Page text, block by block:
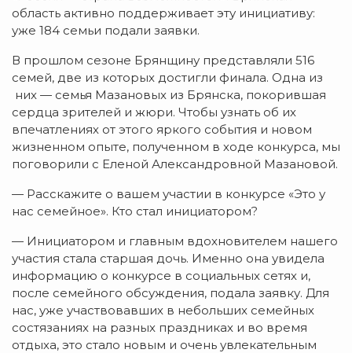
область активно поддерживает эту инициативу:
уже 184 семьи подали заявки.
В прошлом сезоне Брянщину представляли 516
семей, две из которых достигли финала. Одна из
них — семья Мазановых из Брянска, покорившая
сердца зрителей и жюри. Чтобы узнать об их
впечатлениях от этого яркого события и новом
жизненном опыте, полученном в ходе конкурса, мы
поговорили с Еленой Александровной Мазановой.
— Расскажите о вашем участии в конкурсе «Это у
нас семейное». Кто стал инициатором?
— Инициатором и главным вдохновителем нашего
участия стала старшая дочь. Именно она увидела
информацию о конкурсе в социальных сетях и,
после семейного обсуждения, подала заявку. Для
нас, уже участвовавших в небольших семейных
состязаниях на разных праздниках и во время
отдыха, это стало новым и очень увлекательным